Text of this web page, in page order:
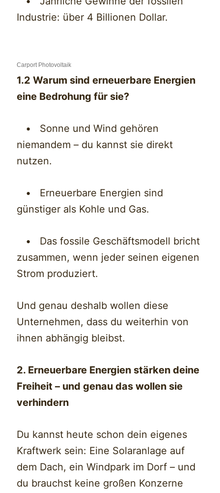
Industrie: über 4 Billionen Dollar.
Carport Photovoltaik
1.2 Warum sind erneuerbare Energien
eine Bedrohung für sie?
• Sonne und Wind gehören
niemandem – du kannst sie direkt
nutzen.
• Erneuerbare Energien sind
günstiger als Kohle und Gas.
• Das fossile Geschäftsmodell bricht
zusammen, wenn jeder seinen eigenen
Strom produziert.
Und genau deshalb wollen diese
Unternehmen, dass du weiterhin von
ihnen abhängig bleibst.
2. Erneuerbare Energien stärken deine
Freiheit – und genau das wollen sie
verhindern
Du kannst heute schon dein eigenes
Kraftwerk sein: Eine Solaranlage auf
dem Dach, ein Windpark im Dorf – und
du brauchst keine großen Konzerne